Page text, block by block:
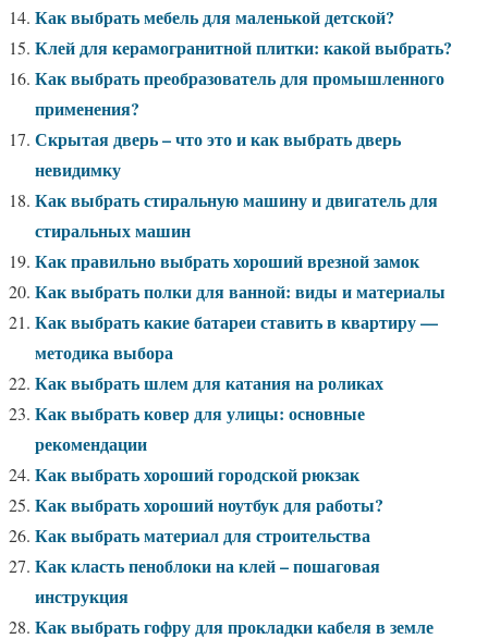
Как выбрать мебель для маленькой детской?
Клей для керамогранитной плитки: какой выбрать?
Как выбрать преобразователь для промышленного
применения?
Скрытая дверь – что это и как выбрать дверь
невидимку
Как выбрать стиральную машину и двигатель для
стиральных машин
Как правильно выбрать хороший врезной замок
Как выбрать полки для ванной: виды и материалы
Как выбрать какие батареи ставить в квартиру —
методика выбора
Как выбрать шлем для катания на роликах
Как выбрать ковер для улицы: основные
рекомендации
Как выбрать хороший городской рюкзак
Как выбрать хороший ноутбук для работы?
Как выбрать материал для строительства
Как класть пеноблоки на клей – пошаговая
инструкция
Как выбрать гофру для прокладки кабеля в земле